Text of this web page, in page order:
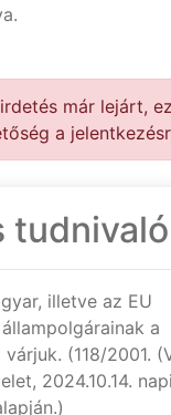
már lejárt,
a
tudnivaló
illetve az EU
a
(118/2001.
2024.10.14. napi